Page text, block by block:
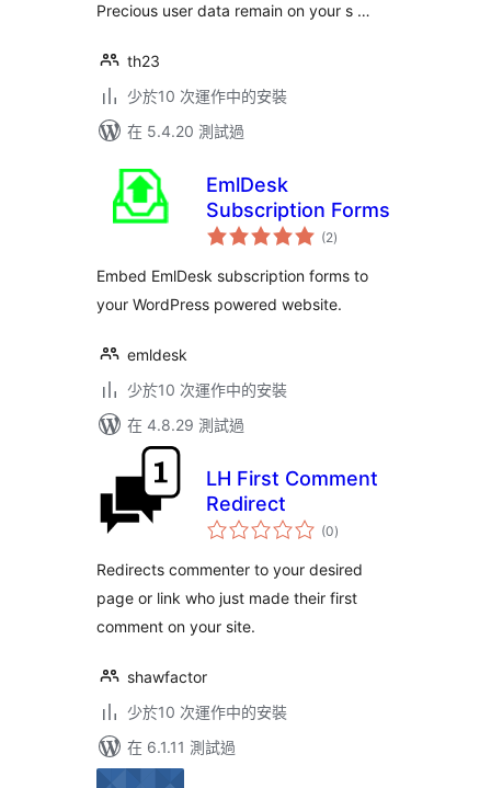
Precious user data remain on your s …
th23
少於10 次運作中的安裝
在 5.4.20 測試過
EmlDesk
Subscription Forms
(2總
評)
Embed EmlDesk subscription forms to
your WordPress powered website.
emldesk
少於10 次運作中的安裝
在 4.8.29 測試過
LH First Comment
Redirect
(0總
評)
Redirects commenter to your desired
page or link who just made their first
comment on your site.
shawfactor
少於10 次運作中的安裝
在 6.1.11 測試過